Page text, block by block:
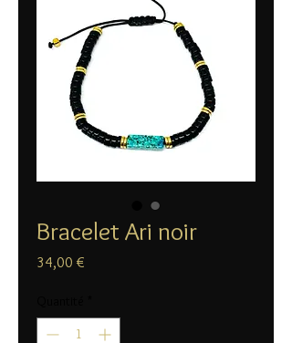
Bracelet Ari noir
34,00 €